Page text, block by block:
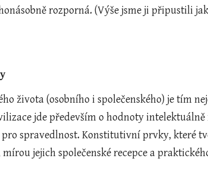
rozporná. (Výše jsme ji připustili
života (osobního i společenského) je tím
jde především o hodnoty
spravedlnost. Konstitutivní prvky, které
jejich společenské recepce a